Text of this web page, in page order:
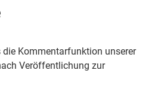
die Kommentarfunktion unserer
Veröffentlichung zur